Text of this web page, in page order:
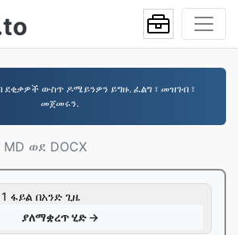
ደቂቃዎች ውስጥ ዶሜይንዎን ይግዙ. ፈልግ ፣ መዝገብ ፣
መጀመሩን.
MD ወደ DOCX
ፋይል በአንድ ጊዜ
ያለማቋረጥ ሂድ →